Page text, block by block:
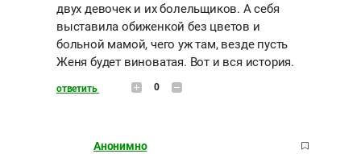
двух девочек и их болельщиков. А себя
выставила обиженкой без цветов и
больной мамой, чего уж там, везде пусть
Женя будет виноватая. Вот и вся история.
ответить 0
Анонимно